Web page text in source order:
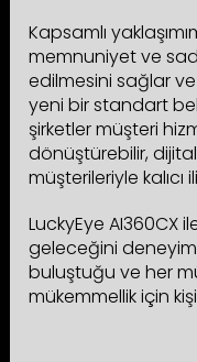
Kapsamlı
memnuniyet ve
edilmesini sağlar
yeni bir standart
şirketler müşteri
dönüştürebilir, dijital
müşterileriyle kalıcı
LuckyEye AI360CX
geleceğini
buluştuğu ve her
mükemmellik için